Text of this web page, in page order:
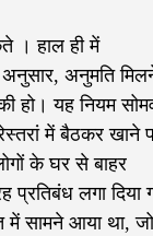
। हाल ही में
अनुमति
हो। यह नियम
में बैठकर खाने
के घर से बाहर
लगा दिया
में सामने आया था, जो